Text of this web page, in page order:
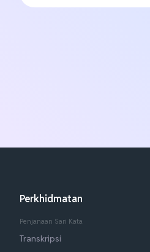
Perkhidmatan
Penjanaan Sari Kata
Transkripsi